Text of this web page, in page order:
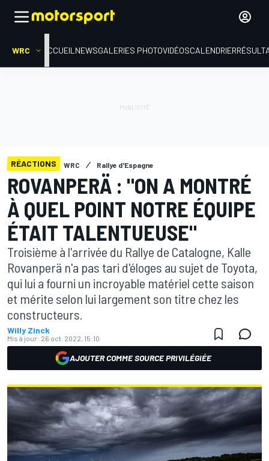
WRC ACCUEIL NEWSGALERIES PHOTOVIDÉOSCALENDRIER
RÉACTIONS WRC Rallye d'Espagne
ROVANPERÄ : "ON A MONTRÉ
À QUEL POINT NOTRE ÉQUIPE
ÉTAIT TALENTUEUSE"
Troisième à l'arrivée du Rallye de Catalogne, Kalle
Rovanperä n'a pas tari d'éloges au sujet de Toyota,
qui lui a fourni un incroyable matériel cette saison
et mérite selon lui largement son titre chez les
constructeurs.
Willy Zinck
Mis à jour: 26 oct. 2022, 15:10
AJOUTER COMME SOURCE PRIVILÉGIÉE